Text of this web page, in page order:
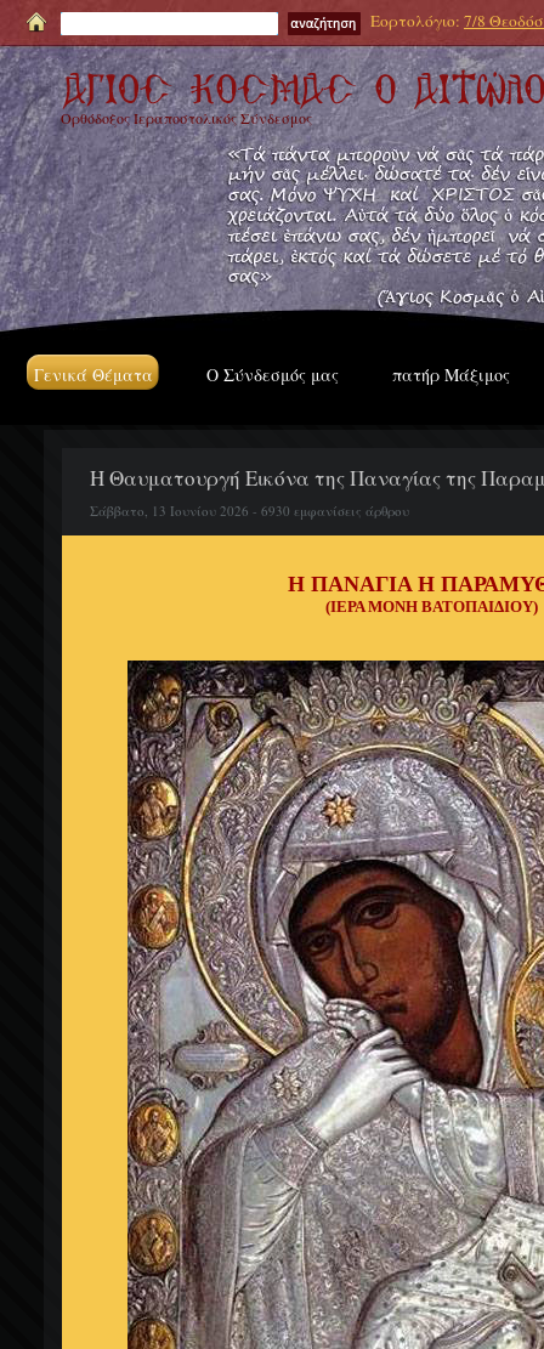
Εορτολόγιο: 7/8
Ορθόδοξος Ιεραποστολικός Σύνδεσμος
Γενικά Θέματα Ο Σύνδεσμός μας πατήρ Μάξιμος
Η Θαυματουργή Εικόνα της Παναγίας της
Σάββατο, 13 Ιουνίου 2026 - 6930 εμφανίσεις άρθρου
Η ΠΑΝΑΓΙΑ Η
(ΙΕΡΑ ΜΟΝΗ ΒΑΤΟΠΑΙΔΙΟΥ)